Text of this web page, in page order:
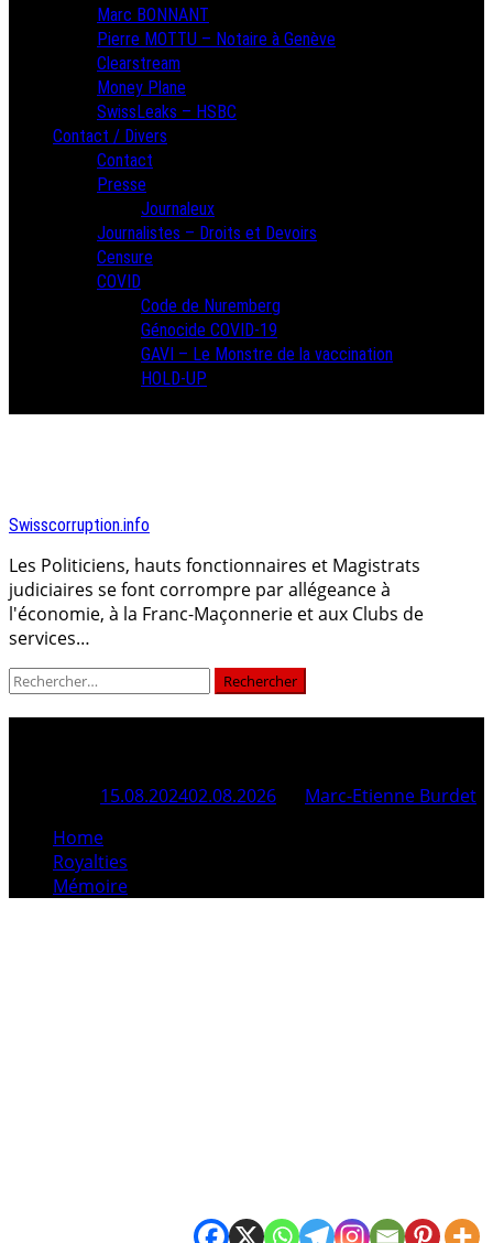
Marc BONNANT
Pierre MOTTU – Notaire à Genève
Clearstream
Money Plane
SwissLeaks – HSBC
Contact / Divers
Contact
Presse
Journaleux
Journalistes – Droits et Devoirs
Censure
COVID
Code de Nuremberg
Génocide COVID-19
GAVI – Le Monstre de la vaccination
HOLD-UP
Swisscorruption.info
Les Politiciens, hauts fonctionnaires et Magistrats
judiciaires se font corrompre par allégeance à
l'économie, à la Franc-Maçonnerie et aux Clubs de
services…
Rechercher :
15.08.202402.08.2026
Marc-Etienne Burdet
Home
Royalties
Mémoire